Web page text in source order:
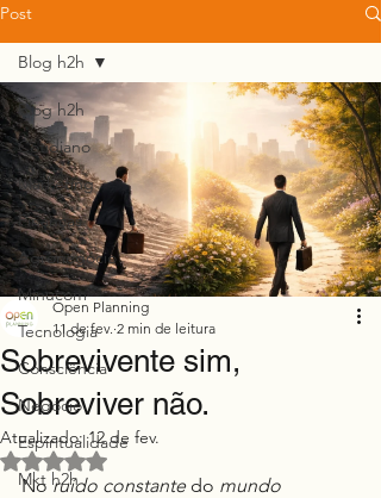
Post
Blog h2h
Cotidiano
Marketing
Finanças
Agronegócio
Minucom
Tecnologia
Consciência
Negócio
Espiritualidade
Mkt h2h
Blog h2h
Sobrevivente sim,
Sobreviver não.
Open Planning
11 de fev. 2 min de leitura
Atualizado:12 de fev.
Avaliado com NaN de 5 estrelas.
No ruído constante do mundo